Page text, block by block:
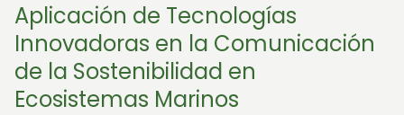
Aplicación de Tecnologías
Innovadoras en la Comunicación
de la Sostenibilidad en
Ecosistemas Marinos